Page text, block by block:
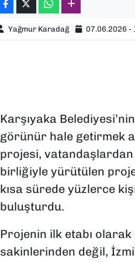
Yağmur Karadağ 07.06.2026 -
Karşıyaka
görünür hale getirmek
projesi,
birliğiyle yürütülen
kısa sürede yüzlerce
buluşturdu.
Projenin ilk etabı olarak
sakinlerinden değil,